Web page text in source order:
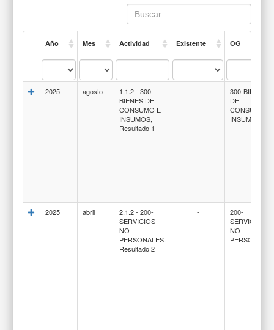
Año Mes Actividad Existente OG
2025 agosto
1.1.2 - 300 -
BIENES DE
CONSUMO E
INSUMOS,
Resultado 1
-
300-BIENES
DE
CONSUMO E
INSUMOS
2025 abril
2.1.2 - 200-
SERVICIOS
NO
PERSONALES.
Resultado 2
-
200-
SERVICIOS
NO